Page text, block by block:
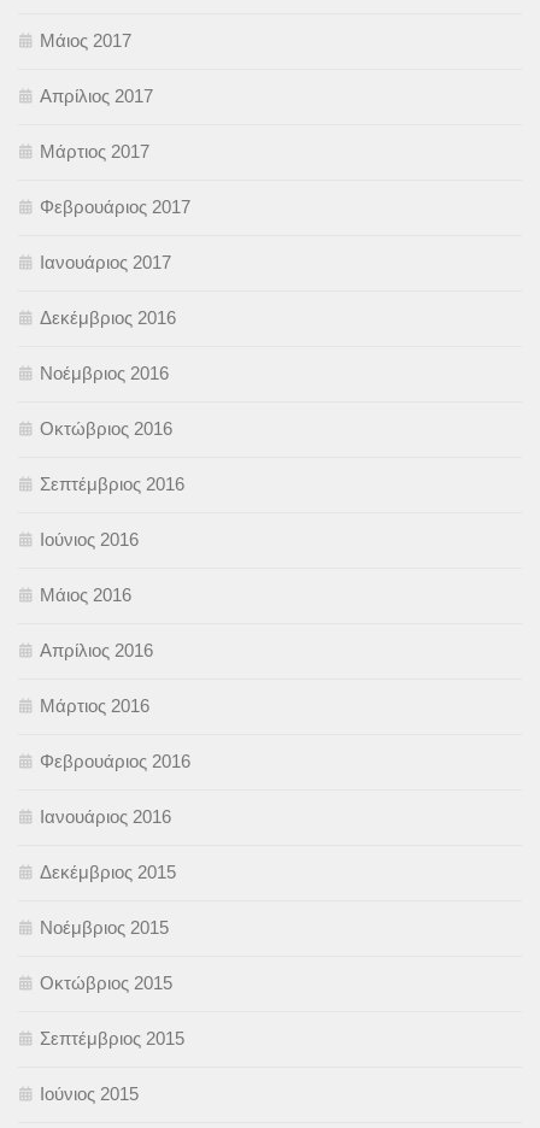
Μάιος 2017
Απρίλιος 2017
Μάρτιος 2017
Φεβρουάριος 2017
Ιανουάριος 2017
Δεκέμβριος 2016
Νοέμβριος 2016
Οκτώβριος 2016
Σεπτέμβριος 2016
Ιούνιος 2016
Μάιος 2016
Απρίλιος 2016
Μάρτιος 2016
Φεβρουάριος 2016
Ιανουάριος 2016
Δεκέμβριος 2015
Νοέμβριος 2015
Οκτώβριος 2015
Σεπτέμβριος 2015
Ιούνιος 2015